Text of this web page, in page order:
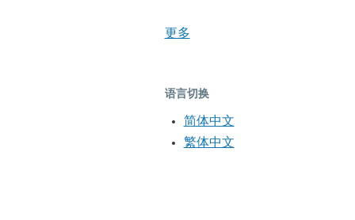
更多
语言切换
简体中文
繁体中文